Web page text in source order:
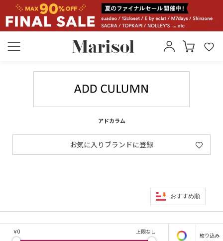
アドカラム
お気に入りブランドに登録
おすすめ順
￥0 上限なし
絞り込み